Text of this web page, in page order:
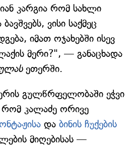
კარგია რომ სახლი
ვისი საქმეც
იმათ ოჯახებში ისევ
მერი?", — განაცხადა
ეთერში.
გულწრფელობაში ეჭვი
რომ კალაძე ორივე
და ბინის ჩუქების
მიღებისას —